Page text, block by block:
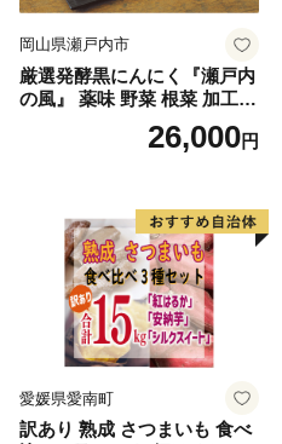
岡山県瀬戸内市
厳選発酵黒にんにく『瀬戸内
の風』 薬味 野菜 根菜 加工食
26,000円
愛媛県愛南町
訳あり 熟成 さつまいも 食べ